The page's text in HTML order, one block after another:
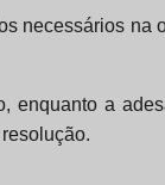
necessários na
enquanto a